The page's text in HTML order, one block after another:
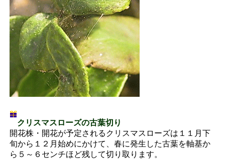
クリスマスローズの古葉切り
開花株・開花が予定されるクリスマスローズは１１月下
旬から１２月始めにかけて、春に発生した古葉を軸基か
ら５～６センチほど残して切り取ります。